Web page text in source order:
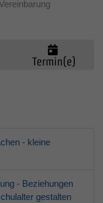
Termin(e)
- kleine
- Beziehungen
gestalten